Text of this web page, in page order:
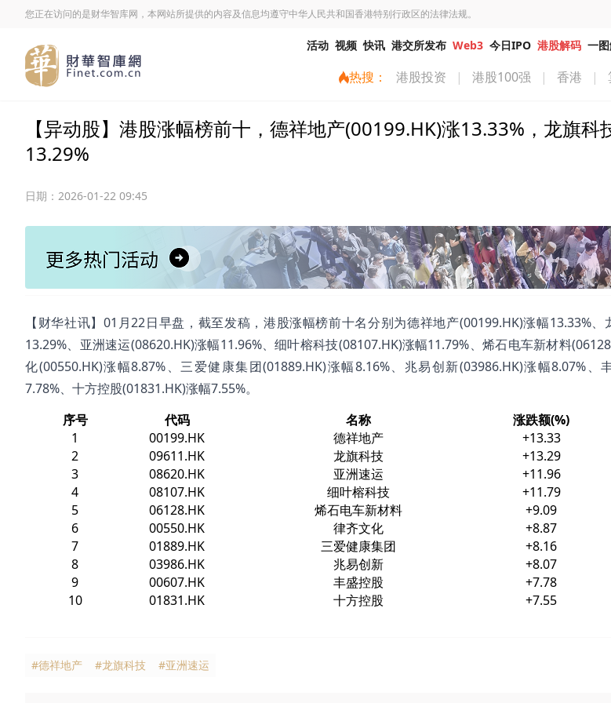
您正在访问的是财华智库网，本网站所提供的内容及信息均遵守中华人民共和国香港特别行政区的法律法规。
活动 视频 快讯 港交所发布 Web3 今日IPO 港股解码 一
热搜： 港股投资 | 港股100强 | 香港 |
【异动股】港股涨幅榜前十，德祥地产(00199.HK)涨13.33%，龙旗科
13.29%
日期： 2026-01-22 09:45
【财华社讯】01月22日早盘，截至发稿，港股涨幅榜前十名分别为德祥地产(00199.HK)涨幅13.33%、
13.29%、亚洲速运(08620.HK)涨幅11.96%、细叶榕科技(08107.HK)涨幅11.79%、烯石电车新材料
化(00550.HK)涨幅8.87%、三爱健康集团(01889.HK)涨幅8.16%、兆易创新(03986.HK)涨幅8.07%、
7.78%、十方控股(01831.HK)涨幅7.55%。
序号
代码 名称 涨跌额(%)
1
00199.HK 德祥地产 +13.33
2
09611.HK 龙旗科技 +13.29
3
08620.HK 亚洲速运 +11.96
4
08107.HK 细叶榕科技 +11.79
5
06128.HK 烯石电车新材料 +9.09
6
00550.HK 律齐文化 +8.87
7
01889.HK 三爱健康集团 +8.16
8
03986.HK 兆易创新 +8.07
9
00607.HK 丰盛控股 +7.78
10
01831.HK 十方控股 +7.55
#德祥地产 #龙旗科技 #亚洲速运